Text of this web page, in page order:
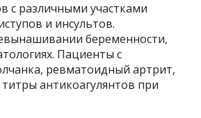
с различными участками
и инсультов.
беременности,
Пациенты с
ревматоидный артрит,
антикоагулянтов при